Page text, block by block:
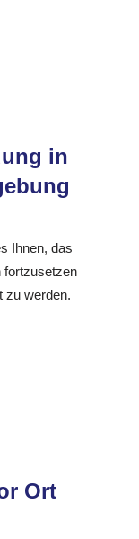
in
Ihnen, das
fortzusetzen
zu werden.
Ort